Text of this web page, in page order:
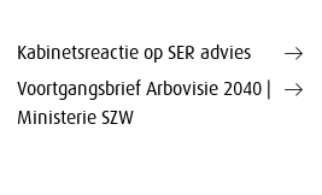
Kabinetsreactie op SER advies
Voortgangsbrief Arbovisie 2040 |
Ministerie SZW